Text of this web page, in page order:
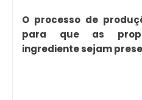
O processo de
para que as
ingrediente sejam